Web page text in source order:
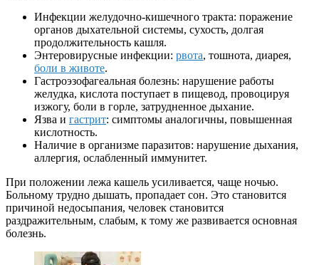
Инфекции желудочно-кишечного тракта: поражение
органов дыхательной системы, сухость, долгая
продолжительность кашля.
Энтеровирусные инфекции: рвота, тошнота, диарея,
боли в животе.
Гастроэзофагеальная болезнь: нарушение работы
желудка, кислота поступает в пищевод, провоцируя
изжогу, боли в горле, затрудненное дыхание.
Язва и гастрит: симптомы аналогичны, повышенная
кислотность.
Наличие в организме паразитов: нарушение дыхания,
аллергия, ослабленный иммунитет.
При положении лежа кашель усиливается, чаще ночью.
Больному трудно дышать, пропадает сон. Это становится
причиной недосыпания, человек становится
раздражительным, слабым, к тому же развивается основная
болезнь.